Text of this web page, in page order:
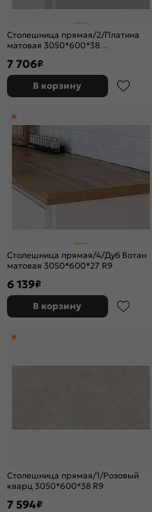
Столешница прямая/2/Платина
матовая 3050*600*38
7 706₽
В корзину
Столешница прямая/4/Дуб Вотан
матовая 3050*600*27 R9
6 139₽
В корзину
Столешница прямая/1/Розовый
кварц 3050*600*38 R9
7 594₽